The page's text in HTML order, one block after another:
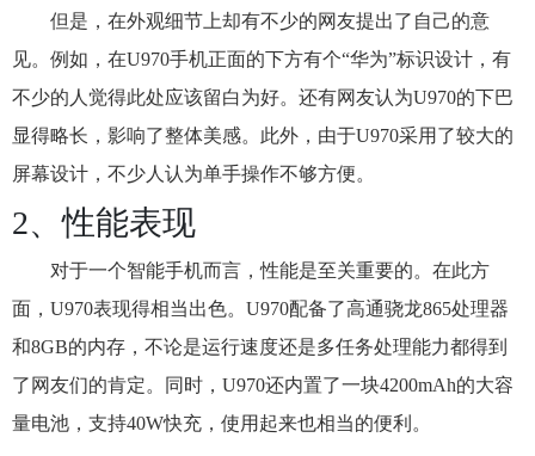
但是，在外观细节上却有不少的网友提出了自己的意
见。例如，在U970手机正面的下方有个“华为”标识设计，有
不少的人觉得此处应该留白为好。还有网友认为U970的下巴
显得略长，影响了整体美感。此外，由于U970采用了较大的
屏幕设计，不少人认为单手操作不够方便。
2、性能表现
对于一个智能手机而言，性能是至关重要的。在此方
面，U970表现得相当出色。U970配备了高通骁龙865处理器
和8GB的内存，不论是运行速度还是多任务处理能力都得到
了网友们的肯定。同时，U970还内置了一块4200mAh的大容
量电池，支持40W快充，使用起来也相当的便利。